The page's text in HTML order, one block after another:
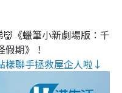
👹《蠟筆小新劇場版：千
期》！
樣聯手拯救屋企人啦↓